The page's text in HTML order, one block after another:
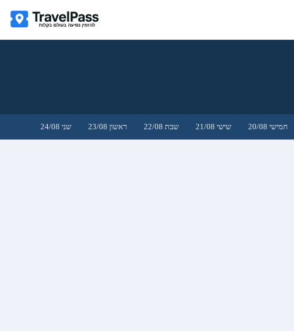
חמישי 20/08 שישי 21/08 שבת 22/08 ראשון 23/08 שני 24/08